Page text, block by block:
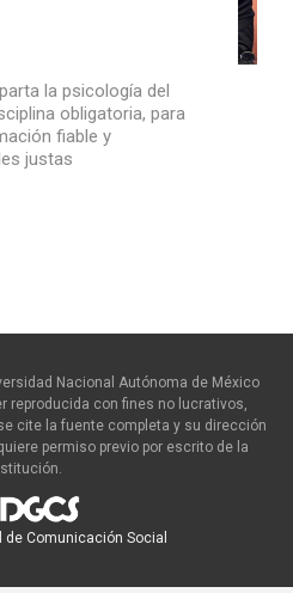
la psicología del
obligatoria, para
fiable y
justas
Nacional Autónoma de México
reproducida con fines no lucrativos,
cite la fuente completa y su dirección
permiso previo por escrito de la
de Comunicación Social